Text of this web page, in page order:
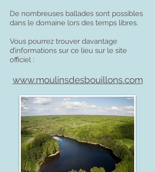
De nombreuses ballades sont possibles
dans le domaine lors des temps libres.
Vous pourrez trouver davantage
d’informations sur ce lieu sur le site
officiel :
www.moulinsdesbouillons.com